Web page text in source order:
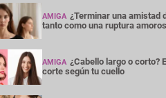
AMIGA ¿Terminar una amistad
tanto como una ruptura
AMIGA ¿Cabello largo o corto?
corte según tu cuello